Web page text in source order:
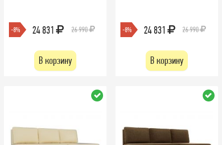
-8% 24 831 26 990
В корзину
-8% 24 831 26 990
В корзину